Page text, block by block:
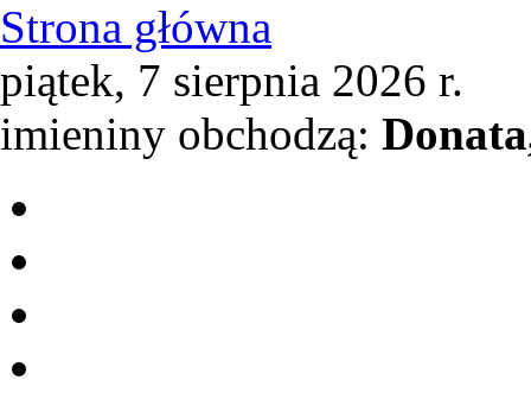
Strona główna
piątek, 7 sierpnia 2026 r.
imieniny obchodzą: